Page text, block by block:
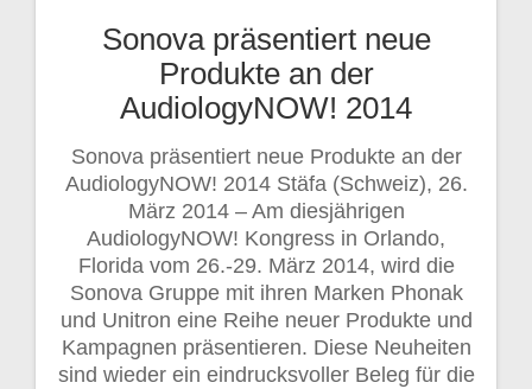
Sonova präsentiert neue
Produkte an der
AudiologyNOW! 2014
Sonova präsentiert neue Produkte an der
AudiologyNOW! 2014 Stäfa (Schweiz), 26.
März 2014 – Am diesjährigen
AudiologyNOW! Kongress in Orlando,
Florida vom 26.-29. März 2014, wird die
Sonova Gruppe mit ihren Marken Phonak
und Unitron eine Reihe neuer Produkte und
Kampagnen präsentieren. Diese Neuheiten
sind wieder ein eindrucksvoller Beleg für die